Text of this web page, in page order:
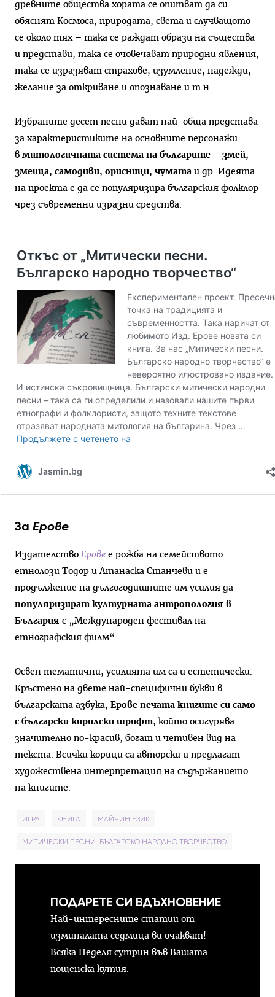
древните общества хората се опитват да си
обяснят Космоса, природата, света и случващото
се около тях – така се раждат образи на същества
и представи, така се очовечават природни явления,
така се изразяват страхове, изумление, надежди,
желание за откриване и опознаване и т.н.
Избраните десет песни дават най-обща представа
за характеристиките на основните персонажи
в митологичната система на българите – змей,
змеица, самодиви, орисници, чумата и др. Идеята
на проекта е да се популяризира българския фолклор
чрез съвременни изразни средства.
За Ерове
Издателство Ерове е рожба на семейството
етнолози Тодор и Атанаска Станчеви и е
продължение на дългогодишните им усилия да
популяризират културната антропология в
България с „Международен фестивал на
етнографския филм“.
Освен тематични, усилията им са и естетически.
Кръстено на двете най-специфични букви в
българската азбука, Ерове печата книгите си само
с български кирилски шрифт, който осигурява
значително по-красив, богат и четивен вид на
текста. Всички корици са авторски и предлагат
художествена интерпретация на съдържанието
на книгите.
ИГРА КНИГА МАЙЧИН ЕЗИК
МИТИЧЕСКИ ПЕСНИ. БЪЛГАРСКО НАРОДНО ТВОРЧЕСТВО
ПОДАРЕТЕ СИ ВДЪХНОВЕНИЕ
Най-интересните статии от
изминалата седмица ви очакват!
Всяка Неделя сутрин във Вашата
пощенска кутия.